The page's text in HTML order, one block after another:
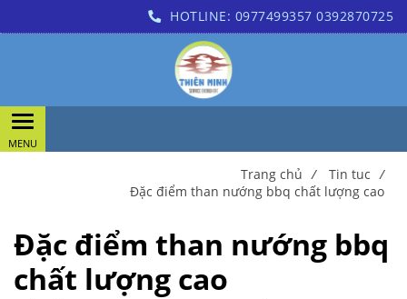
HOTLINE: 0977499357 0392870725
Trang chủ / Tin tuc /
Đặc điểm than nướng bbq chất lượng cao
Đặc điểm than nướng bbq
chất lượng cao